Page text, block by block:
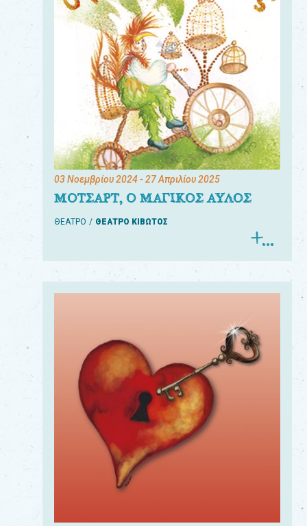
03 Νοεμβρίου 2024- 27 Απριλίου 2025
ΜΟΤΣΑΡΤ, Ο ΜΑΓΙΚΟΣ ΑΥΛΟΣ
ΘΕΑΤΡΟ ΘΕΑΤΡΟ ΚΙΒΩΤΟΣ